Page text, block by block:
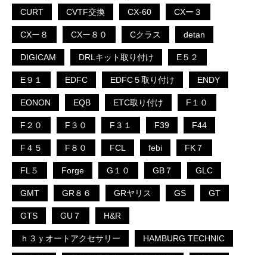
CURT CVTF交換 CX-60 CXー３
CXー８ CXー８０ Cクラス detan
DIGICAM DRLキット取り付け E５２
E９１ EDFC EDFC５取り付け ENDY
EONON EQB ETC取り付け F１０
F２０ F３０ F３１ F39 F44
F４５ F８０ FCL febi FK７
FL５ Forge G１０ GB７ GLC
GMT GR８６ GRヤリス GS GT
GTS GU７ H&R
ｈ３ｙオートアクセサリー HAMBURG TECHNIC